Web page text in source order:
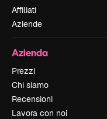
Affiliati
Aziende
Azienda
Prezzi
Chi siamo
Recensioni
Lavora con noi